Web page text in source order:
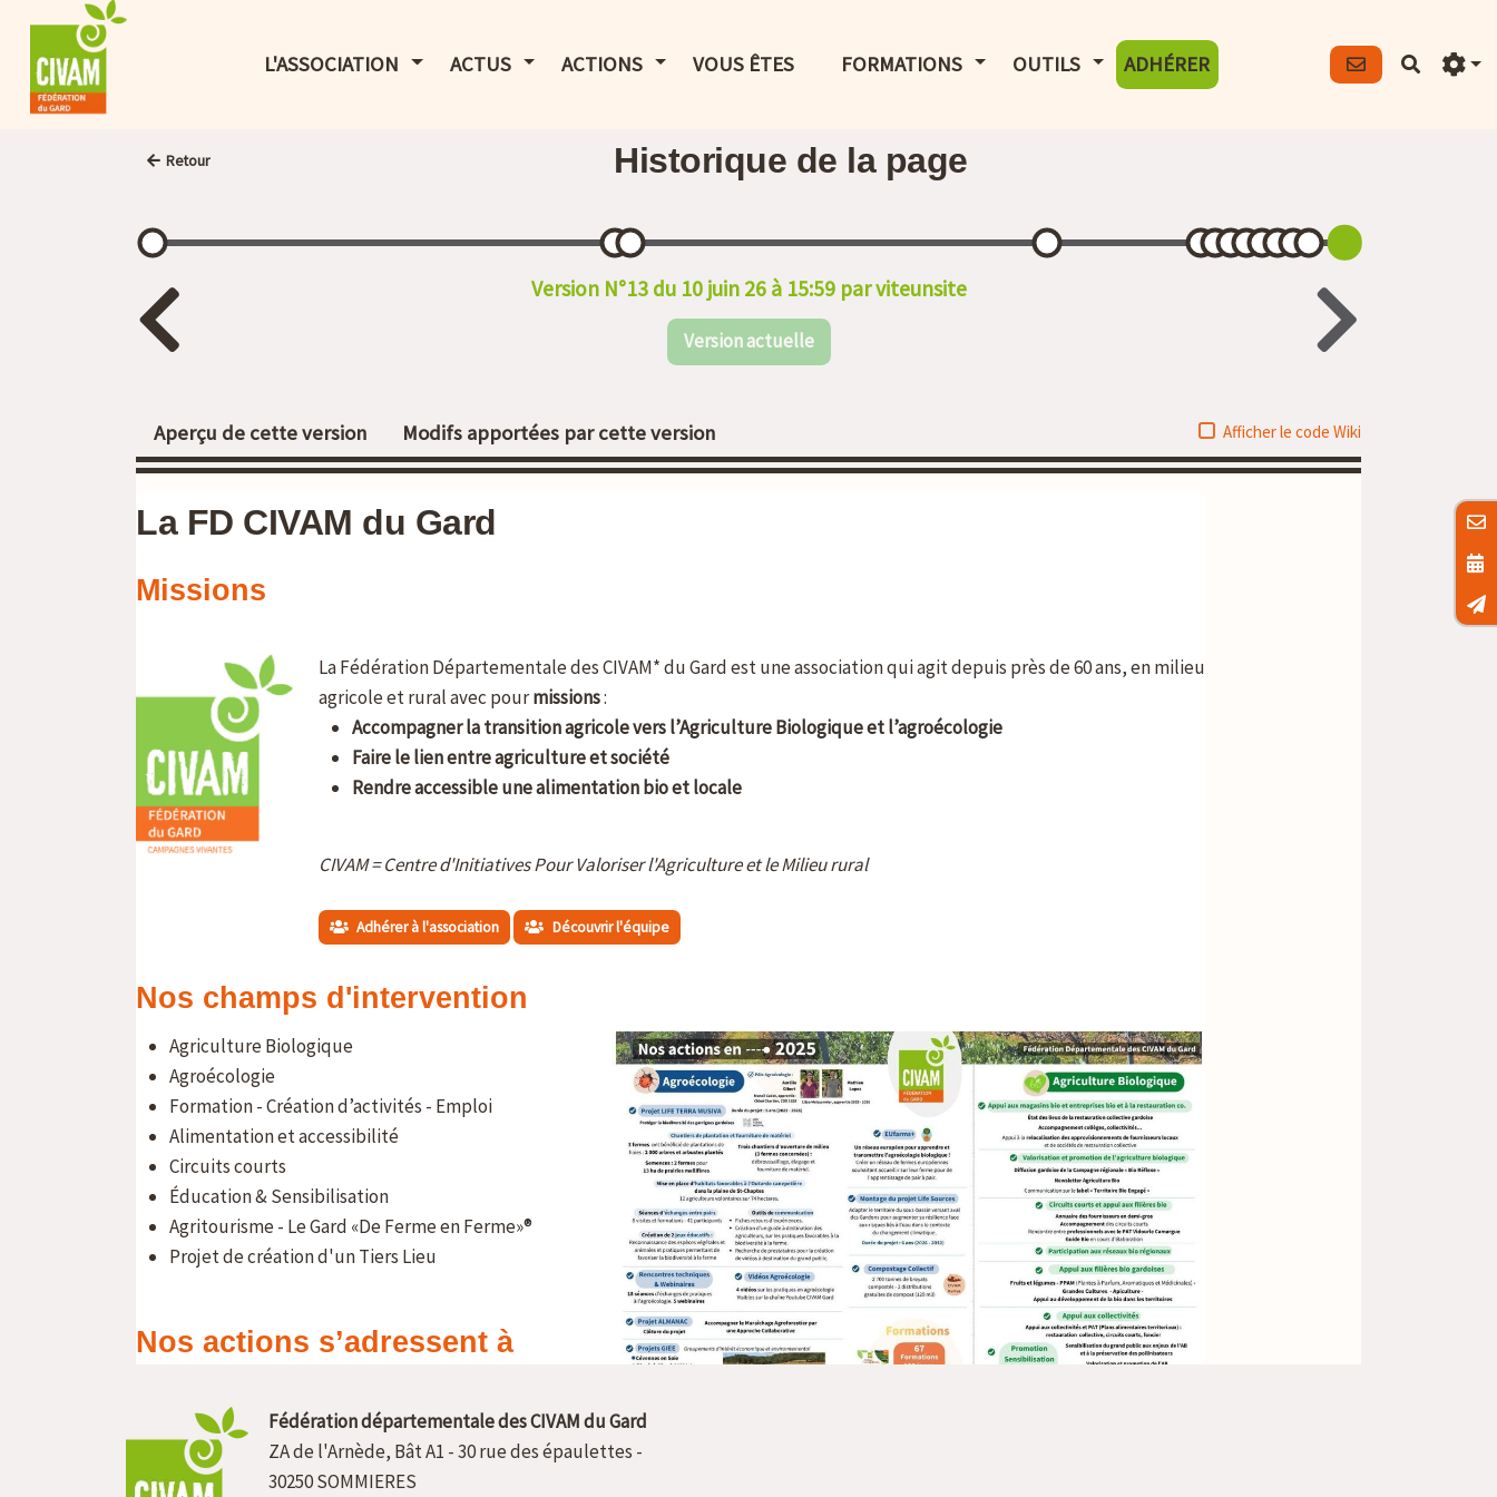
L'ASSOCIATION AFFICHER LE MENU
ACTUS AFFICHER LE MENU
ACTIONS AFFICHER LE MENU
VOUS ÊTES FORMATIONS AFFICHER LE MENU
OUTILS AFFICHER LE MENU
ADHÉRER
Retour Historique de la page
Version N°13 du 10 juin 26 à 15:59 par viteunsite
Version actuelle
Aperçu de cette version Modifs apportées par cette version Afficher le code Wiki
Fédération départementale des CIVAM du Gard
ZA de l'Arnède, Bât A1 - 30 rue des épaulettes -
30250 SOMMIERES